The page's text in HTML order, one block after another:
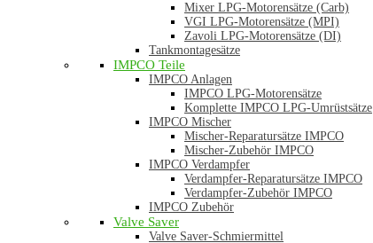
Mixer LPG-Motorensätze (Carb)
VGI LPG-Motorensätze (MPI)
Zavoli LPG-Motorensätze (DI)
Tankmontagesätze
IMPCO Teile
IMPCO Anlagen
IMPCO LPG-Motorensätze
Komplette IMPCO LPG-Umrüstsätze
IMPCO Mischer
Mischer-Reparatursätze IMPCO
Mischer-Zubehör IMPCO
IMPCO Verdampfer
Verdampfer-Reparatursätze IMPCO
Verdampfer-Zubehör IMPCO
IMPCO Zubehör
Valve Saver
Valve Saver-Schmiermittel